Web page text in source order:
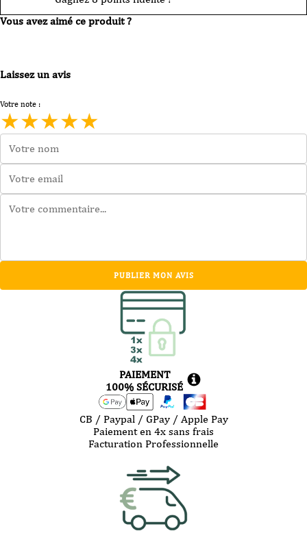
Vous avez aimé ce produit ?
Laissez un avis
Votre note :
★★★★★
PUBLIER MON AVIS
PAIEMENT
100% SÉCURISÉ
CB / Paypal / GPay / Apple Pay
Paiement en 4x sans frais
Facturation Professionnelle